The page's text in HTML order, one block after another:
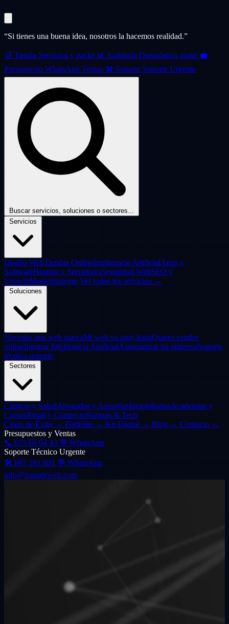
“Si tienes una buena idea, nosotros la hacemos realidad.”
🛒 Tienda Servicios y packs 📊 Auditoría Diagnóstico gratis 💼
Presupuesto WhatsApp Ventas 🛠️ Soporte Soporte Urgente
Buscar servicios, soluciones o sectores...
Servicios
Diseño WebTiendas OnlineInteligencia ArtificialApps y
SoftwareHosting y ServidoresSeguridad WebSEO y
GrowthMantenimiento Ver todos los servicios →
Soluciones
Necesito una web nuevaMi web va muy lentaQuiero vender
onlineIntegrar Inteligencia ArtificialAutomatizar mi empresaSoporte
técnico urgente
Sectores
Clínicas y SaludAbogados y AsesoríasInmobiliariasAcademias y
CursosRetail y ComercioStartups & Tech
Casos de Éxito → Portfolio → Kit Digital → Blog → Contacto →
Presupuestos y Ventas
📞 675 66 04 43 💬 WhatsApp
Soporte Técnico Urgente
🛠️ 687 161 691 💬 WhatsApp
info@zonadeweb.com